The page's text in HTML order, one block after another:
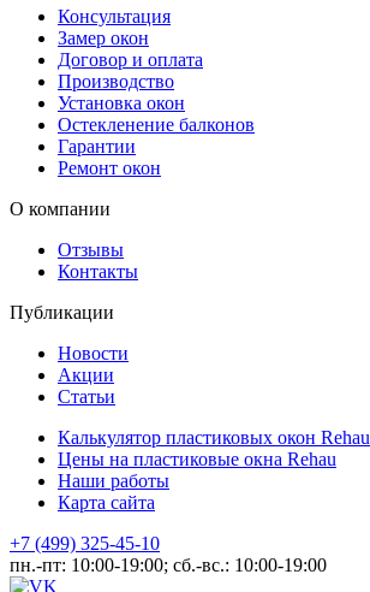
Консультация
Замер окон
Договор и оплата
Производство
Установка окон
Остекленение балконов
Гарантии
Ремонт окон
О компании
Отзывы
Контакты
Публикации
Новости
Акции
Статьи
Калькулятор пластиковых окон Rehau
Цены на пластиковые окна Rehau
Наши работы
Карта сайта
+7 (499) 325-45-10
пн.-пт: 10:00-19:00; сб.-вс.: 10:00-19:00